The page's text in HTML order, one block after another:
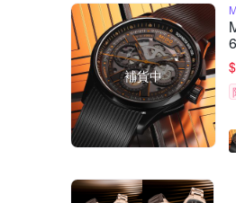
補貨中 $